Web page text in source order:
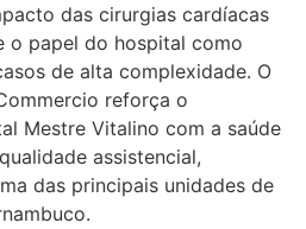
das cirurgias cardíacas
o papel do hospital como
de alta complexidade. O
reforça o
Mestre Vitalino com a saúde
assistencial,
das principais unidades de